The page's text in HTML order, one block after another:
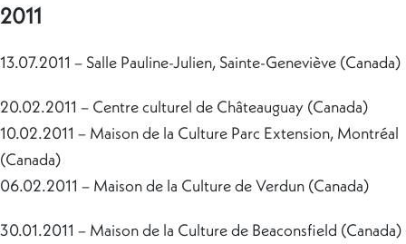
2011
13.07.2011 – Salle Pauline-Julien, Sainte-Geneviève (Canada)
20.02.2011 – Centre culturel de Châteauguay (Canada)
10.02.2011 – Maison de la Culture Parc Extension, Montréal
(Canada)
06.02.2011 – Maison de la Culture de Verdun (Canada)
30.01.2011 – Maison de la Culture de Beaconsfield (Canada)